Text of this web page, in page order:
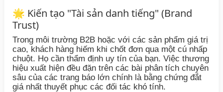
🌟 Kiến tạo "Tài sản danh tiếng" (Brand
Trust)
Trong môi trường B2B hoặc với các sản phẩm giá trị
cao, khách hàng hiếm khi chốt đơn qua một cú nhấp
chuột. Họ cần thẩm định uy tín của bạn. Việc thương
hiệu xuất hiện đều đặn trên các bài phân tích chuyên
sâu của các trang báo lớn chính là bằng chứng đắt
giá nhất thuyết phục các đối tác khó tính.